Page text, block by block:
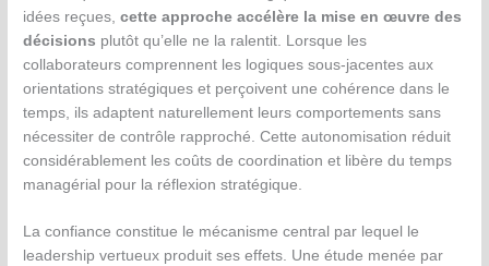
idées reçues,cette approche accélère la mise en œuvre des
décisions plutôt qu’elle ne la ralentit. Lorsque les
collaborateurs comprennent les logiques sous-jacentes aux
orientations stratégiques et perçoivent une cohérence dans le
temps, ils adaptent naturellement leurs comportements sans
nécessiter de contrôle rapproché. Cette autonomisation réduit
considérablement les coûts de coordination et libère du temps
managérial pour la réflexion stratégique.
La confiance constitue le mécanisme central par lequel le
leadership vertueux produit ses effets. Une étude menée par